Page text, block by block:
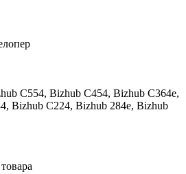
C554, Bizhub C454, Bizhub C364e,
Bizhub C224, Bizhub 284e, Bizhub